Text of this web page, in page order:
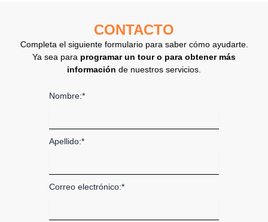
CONTACTO
Completa el siguiente formulario para saber cómo ayudarte.
Ya sea para programar un tour o para obtener más
información de nuestros servicios.
Nombre:*
Apellido:*
Correo electrónico:*